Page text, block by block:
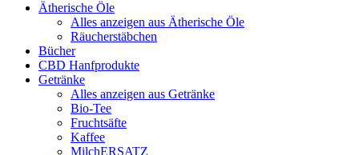
Ätherische Öle
Alles anzeigen aus Ätherische Öle
Räucherstäbchen
Bücher
CBD Hanfprodukte
Getränke
Alles anzeigen aus Getränke
Bio-Tee
Fruchtsäfte
Kaffee
MilchERSATZ